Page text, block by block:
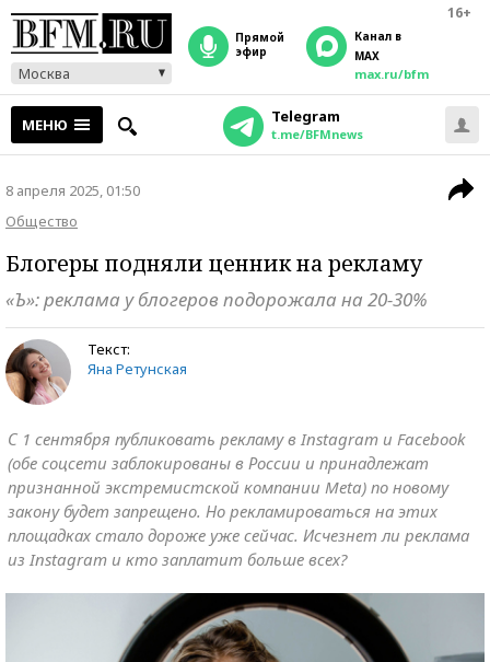
16+
Москва
прямой
эфир
Канал в
MAX
max.ru/bfm
МЕНЮ Telegram
t.me/BFMnews
8 апреля 2025, 01:50
Общество
Блогеры подняли ценник на рекламу
«Ъ»: реклама у блогеров подорожала на 20-30%
Текст:
Яна Ретунская
С 1 сентября публиковать рекламу в Instagram и Facebook
(обе соцсети заблокированы в России и принадлежат
признанной экстремистской компании Meta) по новому
закону будет запрещено. Но рекламироваться на этих
площадках стало дороже уже сейчас. Исчезнет ли реклама
из Instagram и кто заплатит больше всех?